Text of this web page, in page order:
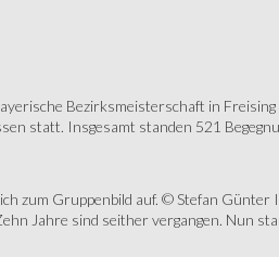
Bezirksmeisterschaft in Freising
statt. Insgesamt standen 521
zum Gruppenbild auf. © Stefan Günter
Jahre sind seither vergangen. Nun